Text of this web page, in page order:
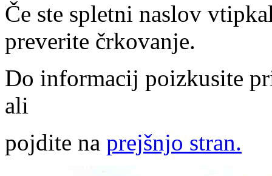
Če ste spletni naslov
preverite črkovanje.
Do informacij poizkusite
ali
pojdite na prejšnjo stran.